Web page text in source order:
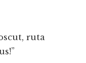
ruta